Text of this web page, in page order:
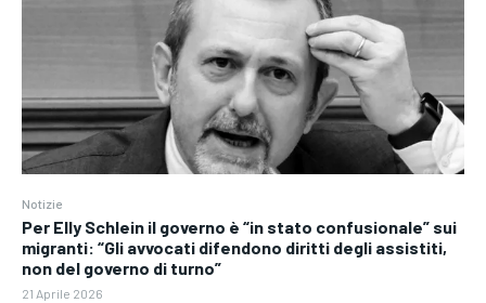
Notizie
Per Elly Schlein il governo è “in stato confusionale” sui
migranti: “Gli avvocati difendono diritti degli assistiti,
non del governo di turno”
21 Aprile 2026